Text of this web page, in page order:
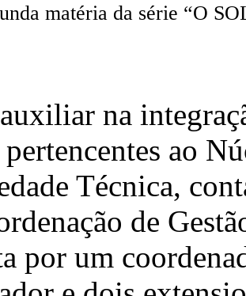
matéria da série “O
na
ao
Técnica,
de
por um